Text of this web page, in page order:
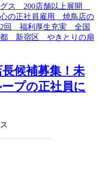
候補募集！未
プの正社員に